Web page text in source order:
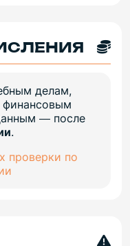
делам,
финансовым
— после
.
проверки по